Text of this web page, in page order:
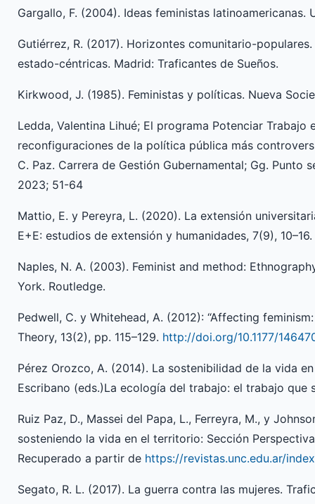
Gargallo, F. (2004). Ideas feministas
Gutiérrez, R. (2017). Horizontes comunitario-
estado-céntricas. Madrid: Traficantes de Sueños.
Kirkwood, J. (1985). Feministas y políticas. Nueva
Ledda, Valentina Lihué; El programa Potenciar
reconfiguraciones de la política pública más
C. Paz. Carrera de Gestión Gubernamental; Gg.
2023; 51-64
Mattio, E. y Pereyra, L. (2020). La extensión
E+E: estudios de extensión y humanidades, 7(9), 10–16.
Naples, N. A. (2003). Feminist and method:
York. Routledge.
Pedwell, C. y Whitehead, A. (2012): “Affecting
Theory, 13(2), pp. 115–129. http://doi.org/10.1177/
Pérez Orozco, A. (2014). La sostenibilidad de la vida
Escribano (eds.)La ecología del trabajo: el trabajo que
Ruiz Paz, D., Massei del Papa, L., Ferreyra, M., y
sosteniendo la vida en el territorio: Sección
Recuperado a partir de https://revistas.unc.edu.ar/
Segato, R. L. (2017). La guerra contra las mujeres.